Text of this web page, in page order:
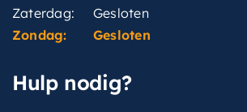
Zaterdag:
Gesloten
Zondag:
Gesloten
Hulp nodig?